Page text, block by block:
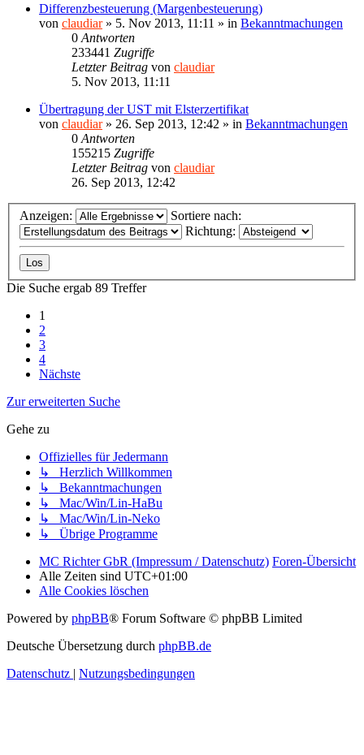
Differenzbesteuerung (Margenbesteuerung)
von claudiar» 5. Nov 2013, 11:11 » in Bekanntmachungen
0 Antworten
233441 Zugriffe
Letzter Beitrag von claudiar
5. Nov 2013, 11:11
Übertragung der UST mit Elsterzertifikat
von claudiar» 26. Sep 2013, 12:42 » in Bekanntmachungen
0 Antworten
155215 Zugriffe
Letzter Beitrag von claudiar
26. Sep 2013, 12:42
Anzeigen:
Sortiere nach:
Richtung:
Die Suche ergab 89 Treffer
1
2
3
4
Nächste
Zur erweiterten Suche
Gehe zu
Offizielles für Jedermann
↳ Herzlich Willkommen
↳ Bekanntmachungen
↳ Mac/Win/Lin-HaBu
↳ Mac/Win/Lin-Neko
↳ Übrige Programme
MC Richter GbR (Impressum / Datenschutz) Foren-Übersicht
Alle Zeiten sind UTC+01:00
Alle Cookies löschen
Powered by phpBB® Forum Software © phpBB Limited
Deutsche Übersetzung durch phpBB.de
Datenschutz
Nutzungsbedingungen